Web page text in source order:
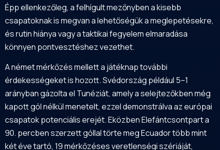
Épp ellenkezőleg, a felhígult mezőnyben a kisebb
csapatoknak is megvan a lehetőségük a meglepetésekre,
és rutin hiánya vagy a taktikai fegyelem elmaradása
könnyen pontvesztéshez vezethet.
A német mérkőzés mellett a játéknap további
érdekességeket is hozott. Svédország például 5–1
arányban gázolta el Tunéziát, amely a selejtezőkben még
kapott gól nélkül menetelt, ezzel demonstrálva az európai
csapatok potenciális erejét. Eközben Elefántcsontpart a
90. percben szerzett góllal törte meg Ecuador több mint
két éve tartó, 19 mérkőzéses veretlenségi szériáját,